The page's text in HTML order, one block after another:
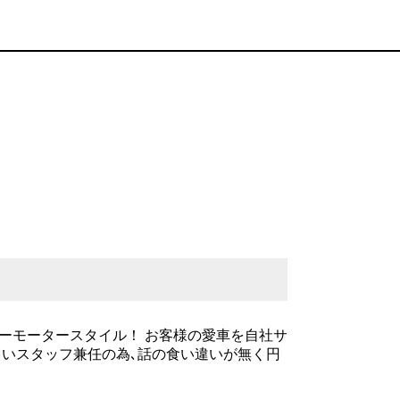
モータースタイル！ お客様の愛車を自社サ
スタッフ兼任の為､話の食い違いが無く円